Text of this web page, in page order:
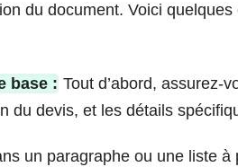
du document. Voici
base : Tout d’abord, assurez-
du devis, et les détails
un paragraphe ou une liste